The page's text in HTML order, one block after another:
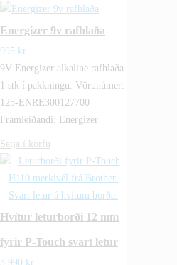
Energizer 9v rafhlaða
995 kr.
9V Energizer alkaline rafhlaða.
1 stk í pakkningu. Vörunúmer:
125-ENRE300127700
Framleiðandi: Energizer
Setja í körfu
Hvítur leturborði 12 mm
fyrir P-Touch svart letur
3.990 kr.